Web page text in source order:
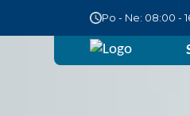
Po - Ne: 08:00 -